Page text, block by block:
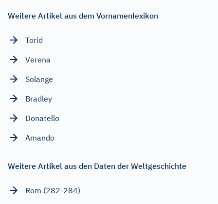
Weitere Artikel aus dem Vornamenlexikon
Torid
Verena
Solange
Bradley
Donatello
Amando
Weitere Artikel aus den Daten der Weltgeschichte
Rom (282-284)